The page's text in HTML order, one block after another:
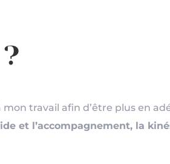
travail afin d’être plus en
et l’accompagnement, la